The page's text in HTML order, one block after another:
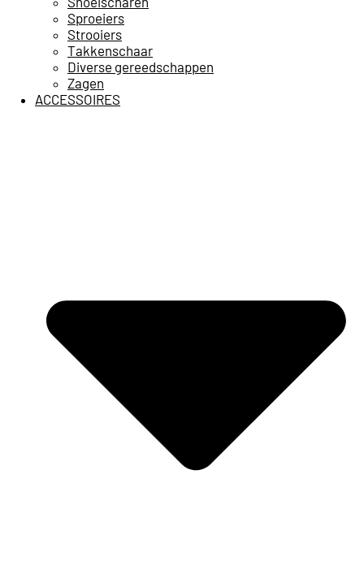
Sproeiers
Strooiers
Takkenschaar
Diverse gereedschappen
Zagen
ACCESSOIRES